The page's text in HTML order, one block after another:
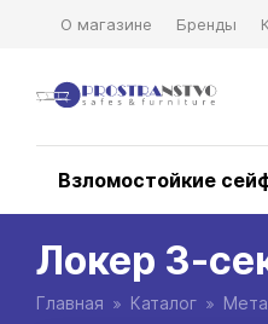
О магазине Бренды
Взломостойкие
Локер 3-
Главная Каталог